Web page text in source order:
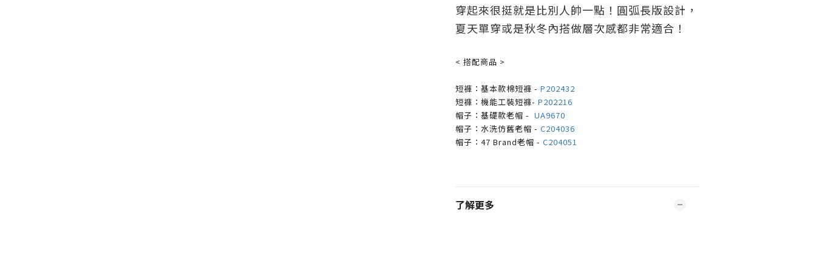
穿起來很挺就是比別人帥一點！圓弧長版設計，
夏天單穿或是秋冬內搭做層次感都非常適合！
< 搭配商品 >
短褲：基本款棉短褲 - P202432
短褲：機能工裝短褲- P202216
帽子：基礎款老帽 - UA9670
帽子：水洗仿舊老帽 - C204036
帽子：47 Brand老帽 - C204051
了解更多